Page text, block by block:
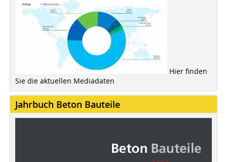
Hier finden
Sie die aktuellen Mediadaten
Jahrbuch Beton Bauteile